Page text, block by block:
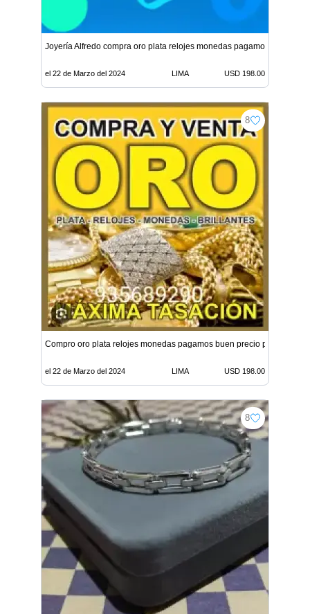
Joyería Alfredo compra oro plata relojes monedas pagamos buen
el 22 de Marzo del 2024 LIMA USD 198.00
8
Compro oro plata relojes monedas pagamos buen precio por gramo
el 22 de Marzo del 2024 LIMA USD 198.00
8